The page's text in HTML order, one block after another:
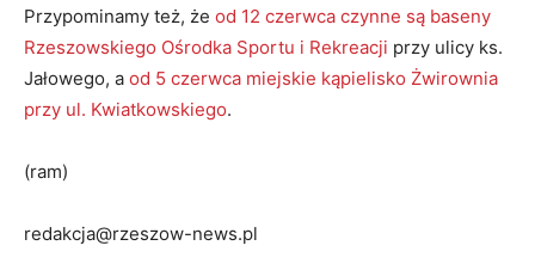
Przypominamy też, że od 12 czerwca czynne są baseny
Rzeszowskiego Ośrodka Sportu i Rekreacji przy ulicy ks.
Jałowego, a od 5 czerwca miejskie kąpielisko Żwirownia
przy ul. Kwiatkowskiego.
(ram)
redakcja@rzeszow-news.pl